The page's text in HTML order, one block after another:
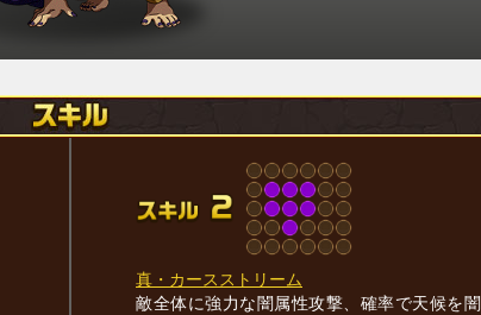
真・カースストリーム
敵全体に強力な闇属性攻撃、確率で天候を闇